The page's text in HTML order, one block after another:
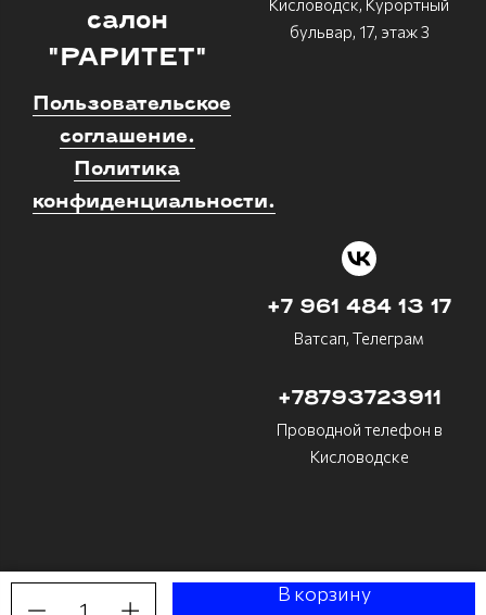
1
В корзину
салон
"РАРИТЕТ"
Пользовательское
соглашение.
Политика
конфиденциальности.
Кисловодск, Курортный
бульвар, 17, этаж 3
+7 961 484 13 17
Ватсап, Телеграм
+78793723911
Проводной телефон в
Кисловодске